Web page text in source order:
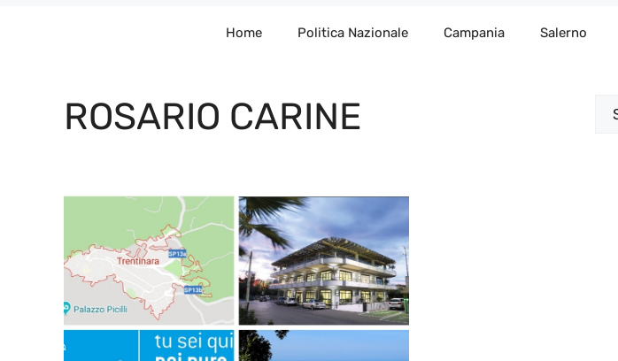
Home Politica Nazionale Campania Salerno
ROSARIO CARINE